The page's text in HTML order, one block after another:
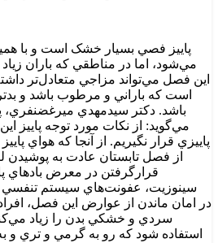
پاييز فصي بسيار خشک است و با
مي‌شود، اما در مناطقي که باران
اين فصل مي‌تواند مزاجي متعادل‌تر
است که باراني و مرطوب باشد و
باشد. دکتر سيدمهدي
مي‌گويد: از نکات مورد توجه پاييز
پاييزي قرار نگيريم. از آنجا که هواي
از فصل تابستان عادت به پوشيدن
قرارگرفتن در معرض بادهاي
سينوزيت، عفونت‌هاي سيستم تنفسي
در امان ماندن از عوارض اين فصل،
سردي و خشکي بدن را زياد
استفاده شود که رو به گرمي و تري و